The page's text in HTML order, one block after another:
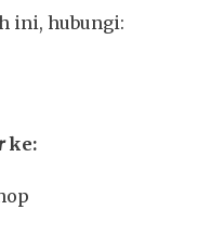
ini, hubungi:
ke: